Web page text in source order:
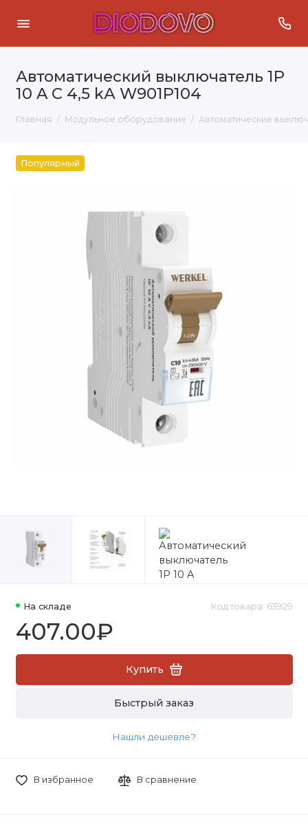
Автоматический выключатель 1P
10 A C 4,5 kА W901P104
Главная Модульное оборудование Автоматические
Популярный
На складе Код товара: 63929
407.00₽
Купить
Быстрый заказ
Нашли дешевле?
В избранное В сравнение